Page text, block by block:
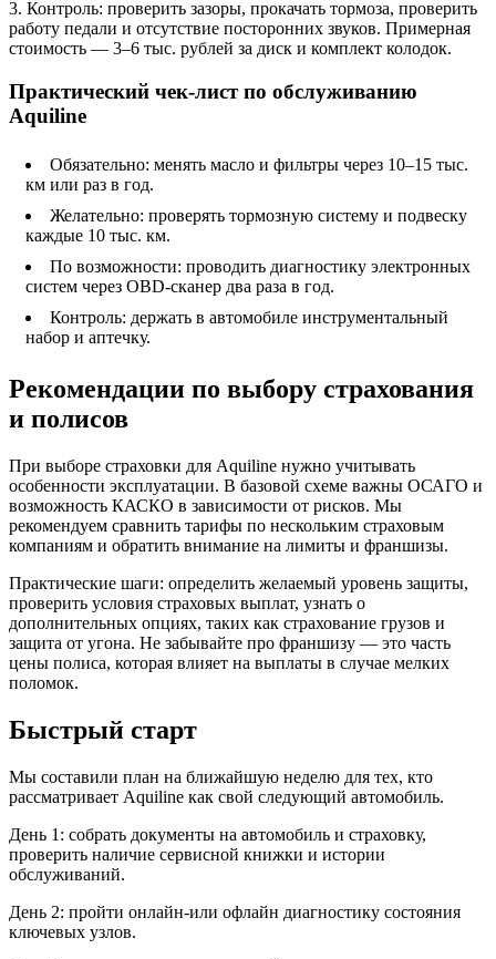
3. Контроль: проверить зазоры, прокачать тормоза, проверить
работу педали и отсутствие посторонних звуков. Примерная
стоимость — 3–6 тыс. рублей за диск и комплект колодок.
Практический чек-лист по обслуживанию
Aquiline
Обязательно: менять масло и фильтры через 10–15 тыс.
км или раз в год.
Желательно: проверять тормозную систему и подвеску
каждые 10 тыс. км.
По возможности: проводить диагностику электронных
систем через OBD‑сканер два раза в год.
Контроль: держать в автомобиле инструментальный
набор и аптечку.
Рекомендации по выбору страхования
и полисов
При выборе страховки для Aquiline нужно учитывать
особенности эксплуатации. В базовой схеме важны ОСАГО и
возможность КАСКО в зависимости от рисков. Мы
рекомендуем сравнить тарифы по нескольким страховым
компаниям и обратить внимание на лимиты и франшизы.
Практические шаги: определить желаемый уровень защиты,
проверить условия страховых выплат, узнать о
дополнительных опциях, таких как страхование грузов и
защита от угона. Не забывайте про франшизу — это часть
цены полиса, которая влияет на выплаты в случае мелких
поломок.
Быстрый старт
Мы составили план на ближайшую неделю для тех, кто
рассматривает Aquiline как свой следующий автомобиль.
День 1: собрать документы на автомобиль и страховку,
проверить наличие сервисной книжки и истории
обслуживаний.
День 2: пройти онлайн‑или офлайн диагностику состояния
ключевых узлов.